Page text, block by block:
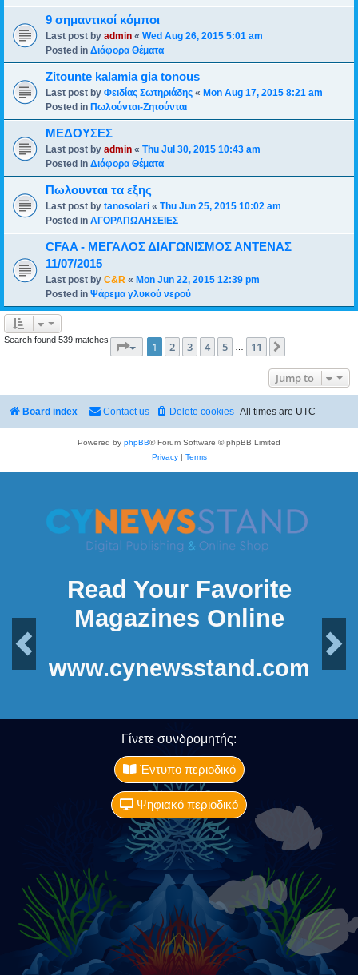
9 σημαντικοί κόμποι
Last post by admin « Wed Aug 26, 2015 5:01 am
Posted in Διάφορα Θέματα
Zitounte kalamia gia tonous
Last post by Φειδίας Σωτηριάδης « Mon Aug 17, 2015 8:21 am
Posted in Πωλούνται-Ζητούνται
ΜΕΔΟΥΣΕΣ
Last post by admin « Thu Jul 30, 2015 10:43 am
Posted in Διάφορα Θέματα
Πωλουνται τα εξης
Last post by tanosolari « Thu Jun 25, 2015 10:02 am
Posted in ΑΓΟΡΑΠΩΛΗΣΕΙΕΣ
CFAA - ΜΕΓΑΛΟΣ ΔΙΑΓΩΝΙΣΜΟΣ ΑΝΤΕΝΑΣ
11/07/2015
Last post by C&R « Mon Jun 22, 2015 12:39 pm
Posted in Ψάρεμα γλυκού νερού
Search found 539 matches Page of 11
1 2 3 4 5 11
Jump to
Board index All times are UTC
Delete cookies
Contact us
Powered by phpBB® Forum Software © phpBB Limited
Privacy| Terms
Read Your Favorite
Magazines Online
Next
www.cynewsstand.com
Γίνετε συνδρομητής:
Έντυπο περιοδικό
Ψηφιακό περιοδικό